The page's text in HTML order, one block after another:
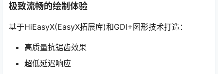
极致流畅的绘制体验
基于HiEasyX(EasyX拓展库)和GDI+图形技术打造：
高质量抗锯齿效果
超低延迟响应